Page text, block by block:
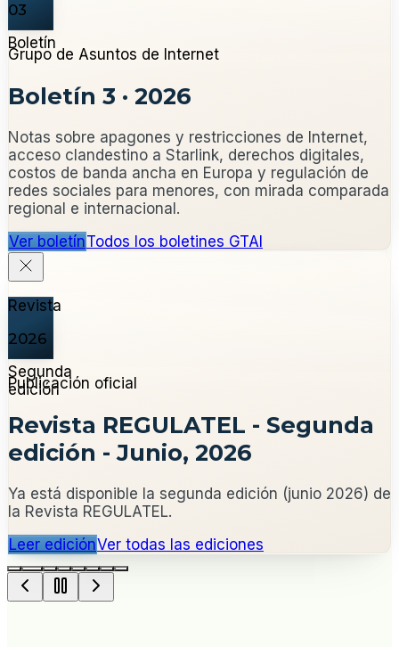
03
Boletín
Grupo de Asuntos de Internet
Boletín 3 · 2026
Notas sobre apagones y restricciones de Internet,
acceso clandestino a Starlink, derechos digitales,
costos de banda ancha en Europa y regulación de
redes sociales para menores, con mirada comparada
regional e internacional.
Ver boletínTodos los boletines GTAI
Revista
2026
Segunda
edición
Publicación oficial
Revista REGULATEL - Segunda
edición - Junio, 2026
Ya está disponible la segunda edición (junio 2026) de
la Revista REGULATEL.
Leer ediciónVer todas las ediciones